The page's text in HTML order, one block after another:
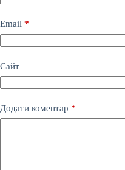
Email *
Сайт
Додати коментар *